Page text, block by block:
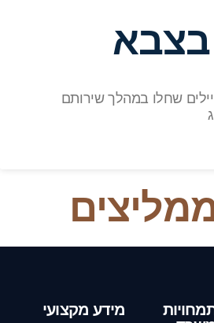
שחלו במהלך שירותם
מידע מקצועי